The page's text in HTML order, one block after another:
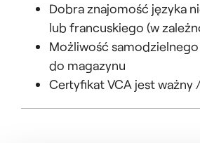
Dobra znajomość języka
lub francuskiego (w
Możliwość
do magazynu
Certyfikat VCA jest ważny